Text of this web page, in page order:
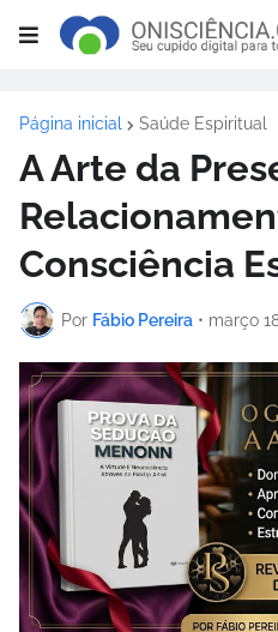
Página inicial Saúde Espiritual
A Arte da
Consciência
Por Fábio Pereira • março